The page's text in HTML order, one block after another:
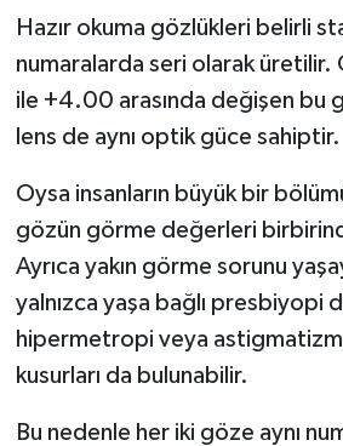
Hazır okuma gözlükleri belirli
numaralarda seri olarak üretilir.
ile +4.00 arasında değişen bu
lens de aynı optik güce sahiptir.
Oysa insanların büyük bir
gözün görme değerleri
Ayrıca yakın görme sorunu
yalnızca yaşa bağlı presbiyopi
hipermetropi veya
kusurları da bulunabilir.
Bu nedenle her iki göze aynı